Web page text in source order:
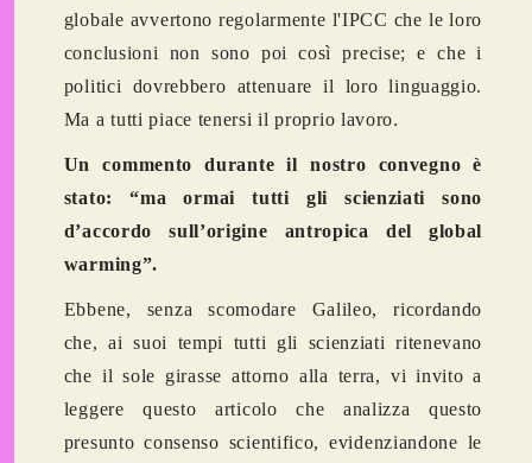
globale avvertono regolarmente l'IPCC che le loro
conclusioni non sono poi così precise; e che i
politici dovrebbero attenuare il loro linguaggio.
Ma a tutti piace tenersi il proprio lavoro.
Un commento durante il nostro convegno è
stato: “ma ormai tutti gli scienziati sono
d’accordo sull’origine antropica del global
warming”.
Ebbene, senza scomodare Galileo, ricordando
che, ai suoi tempi tutti gli scienziati ritenevano
che il sole girasse attorno alla terra, vi invito a
leggere questo articolo che analizza questo
presunto consenso scientifico, evidenziandone le